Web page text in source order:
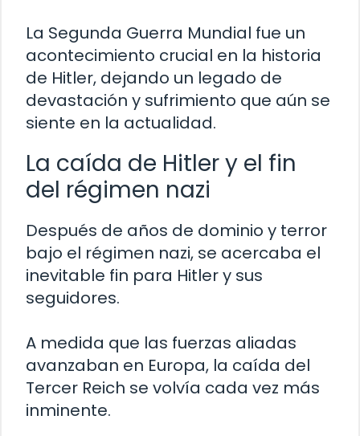
La Segunda Guerra Mundial fue un
acontecimiento crucial en la historia
de Hitler, dejando un legado de
devastación y sufrimiento que aún se
siente en la actualidad.
La caída de Hitler y el fin
del régimen nazi
Después de años de dominio y terror
bajo el régimen nazi, se acercaba el
inevitable fin para Hitler y sus
seguidores.
A medida que las fuerzas aliadas
avanzaban en Europa, la caída del
Tercer Reich se volvía cada vez más
inminente.